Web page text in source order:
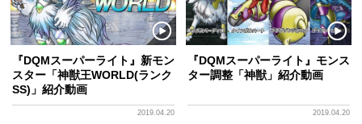
『DQMスーパーライト』新モン
スター「神獣王WORLD(ランク
SS)」紹介動画
2019.04.20
『DQMスーパーライト』モンス
ター調整「神獣」紹介動画
2019.04.20